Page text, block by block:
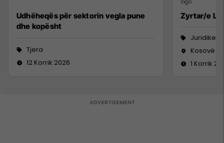
Udhëheqës për sektorin vegla pune
dhe kopësht
Tjera
12 Korrik 2026
Zyrtar/e
Juridike
Kosovë
1 Korrik